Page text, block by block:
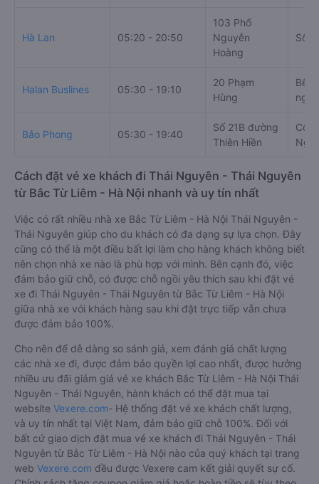
Hà Lan 05:20 - 20:50
103 Phố
Nguyễn
Hoàng
Số
Halan Buslines 05:30 - 19:10
20 Phạm
Hùng
Bến
ngõ
Bảo Phong 05:30 - 19:40
Số 21B đường
Thiên Hiền
Ngõ
Cách đặt vé xe khách đi Thái Nguyên - Thái Nguyên
từ Bắc Từ Liêm - Hà Nội nhanh và uy tín nhất
Việc có rất nhiều nhà xe Bắc Từ Liêm - Hà Nội Thái Nguyên -
Thái Nguyên giúp cho du khách có đa dạng sự lựa chọn. Đây
cũng có thể là một điều bất lợi làm cho hàng khách không biết
nên chọn nhà xe nào là phù hợp với mình. Bên cạnh đó, việc
đảm bảo giữ chỗ, có được chỗ ngồi yêu thích sau khi đặt vé
xe đi Thái Nguyên - Thái Nguyên từ Bắc Từ Liêm - Hà Nội
giữa nhà xe với khách hàng sau khi đặt trực tiếp vẫn chưa
được đảm bảo 100%.
Cho nên để dễ dàng so sánh giá, xem đánh giá chất lượng
các nhà xe đi, được đảm bảo quyền lợi cao nhất, được hưởng
nhiều ưu đãi giảm giá vé xe khách Bắc Từ Liêm - Hà Nội Thái
Nguyên - Thái Nguyên, hành khách có thể đặt mua tại
website Vexere.com- Hệ thống đặt vé xe khách chất lượng,
và uy tín nhất tại Việt Nam, đảm bảo giữ chỗ 100%. Đối với
bất cứ giao dịch đặt mua vé xe khách đi Thái Nguyên - Thái
Nguyên từ Bắc Từ Liêm - Hà Nội nào của quý khách tại trang
web Vexere.com đều được Vexere cam kết giải quyết sự cố.